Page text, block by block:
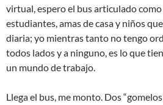
virtual, espero el bus articulado
estudiantes, amas de casa y niños
diaria; yo mientras tanto no tengo
todos lados y a ninguno, es lo que
un mundo de trabajo.
Llega el bus, me monto. Dos